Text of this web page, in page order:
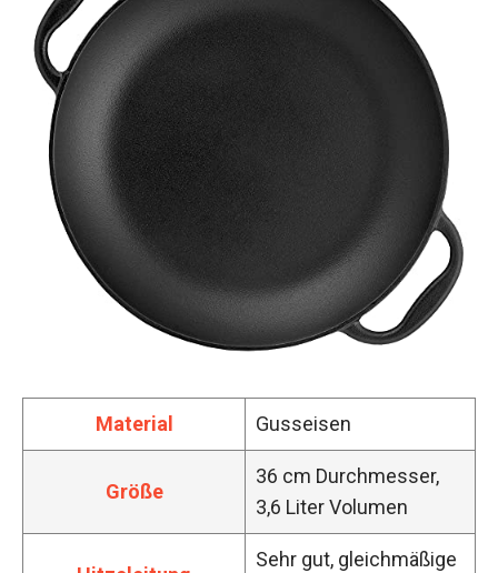
Material Gusseisen
Größe
36 cm Durchmesser,
3,6 Liter Volumen
Sehr gut, gleichmäßige